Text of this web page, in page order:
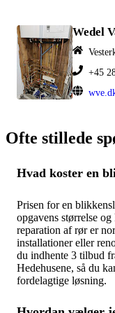
Wedel
+45
Ofte stillede
Hvad koster en
Prisen for en
opgavens størrelse
reparation af rør er
installationer eller
du indhente 3 tilbud
Hedehusene, så du
fordelagtige løsning.